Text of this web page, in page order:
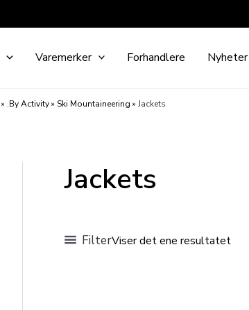
Varemerker Forhandlere Nyheter
» .By Activity» Ski Mountaineering » Jackets
Jackets
FilterViser det ene resultatet